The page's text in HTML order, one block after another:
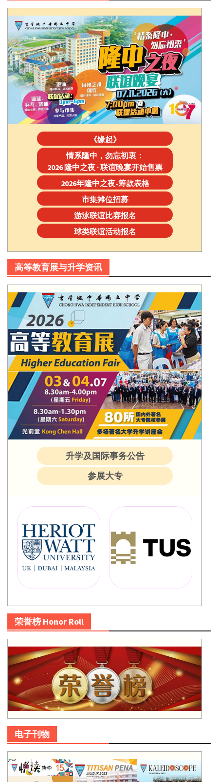
《缘起》
情系隆中，勿忘初衷：
2026 隆中之夜 · 联谊晚宴开始售票
2026年隆中之夜-筹款表格
市集摊位招募
游泳联谊比赛报名
球类联谊活动报名
高等教育展与升学资讯
升学及国际事务公告
参展大专
荣誉榜 Honor Roll
电子刊物